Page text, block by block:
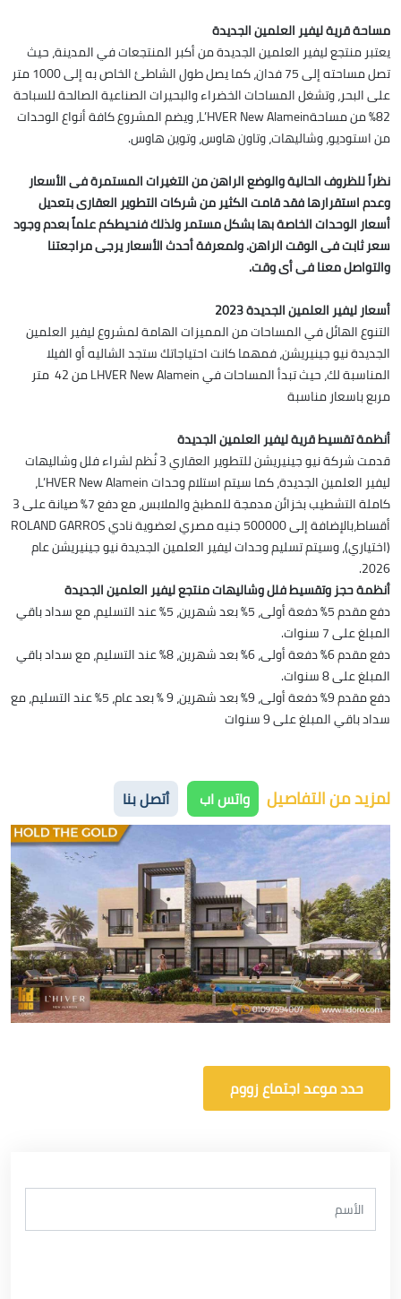
مساحة قرية ليفير العلمين الجديدة
يعتبر منتجع ليفير العلمين الجديدة من أكبر المنتجعات في المدينة، حيث
تصل مساحته إلى 75 فدان، كما يصل طول الشاطئ الخاص به إلى 1000 متر
على البحر، وتشغل المساحات الخضراء والبحيرات الصناعية الصالحة للسباحة
82% من مساحةL’HVER New Alamein، ويضم المشروع كافة أنواع الوحدات
من استوديو، وشاليهات، وتاون هاوس، وتوين هاوس.
نظراً للظروف الحالية والوضع الراهن من التغيرات المستمرة فى الأسعار
وعدم استقرارها فقد قامت الكثير من شركات التطوير العقارى بتعديل
أسعار الوحدات الخاصة بها بشكل مستمر ولذلك فنحيطكم علماً بعدم وجود
سعر ثابت فى الوقت الراهن. ولمعرفة أحدث الأسعار يرجى مراجعتنا
والتواصل معنا فى أى وقت.
أسعار ليفير العلمين الجديدة 2023
التنوع الهائل في المساحات من المميزات الهامة لمشروع ليفير العلمين
الجديدة نيو جينيريشن، فمهما كانت احتياجاتك ستجد الشاليه أو الفيلا
المناسبة لك، حيث تبدأ المساحات في LHVER New Alamein من 42 متر
مربع باسعار مناسبة
أنظمة تقسيط قرية ليفير العلمين الجديدة
قدمت شركة نيو جينيريشن للتطوير العقاري 3 نُظم لشراء فلل وشاليهات
ليفير العلمين الجديدة، كما سيتم استلام وحدات L’HVER New Alamein،
كاملة التشطيب بخزائن مدمجة للمطبخ والملابس، مع دفع 7% صيانة على 3
أقساط،بالإضافة إلى 500000 جنيه مصري لعضوية نادي ROLAND GARROS
(اختياري)، وسيتم تسليم وحدات ليفير العلمين الجديدة نيو جينيريشن عام
2026.
أنظمة حجز وتقسيط فلل وشاليهات منتجع ليفير العلمين الجديدة
دفع مقدم 5% دفعة أولى، 5% بعد شهرين، 5% عند التسليم، مع سداد باقي
المبلغ على 7 سنوات.
دفع مقدم 6% دفعة أولى، 6% بعد شهرين، 8% عند التسليم، مع سداد باقي
المبلغ على 8 سنوات.
دفع مقدم 9% دفعة أولى، 9% بعد شهرين، 9 % بعد عام، 5% عند التسليم، مع
سداد باقي المبلغ على 9 سنوات
لمزيد من التفاصيل واتس اب أتصل بنا
حدد موعد اجتماع زووم